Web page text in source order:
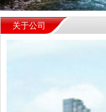
关于公司